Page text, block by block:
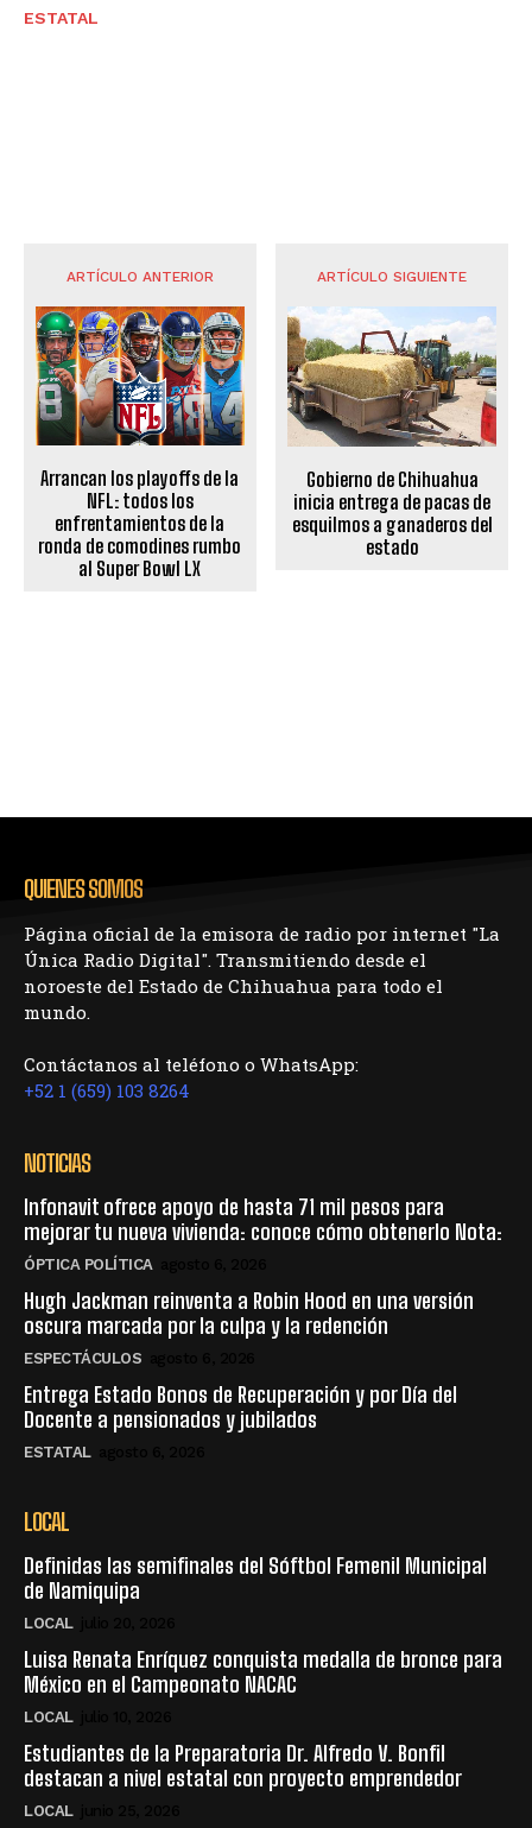
ESTATAL
ARTÍCULO ANTERIOR
Arrancan los playoffs de la
NFL: todos los
enfrentamientos de la
ronda de comodines rumbo
al Super Bowl LX
ARTÍCULO SIGUIENTE
Gobierno de Chihuahua
inicia entrega de pacas de
esquilmos a ganaderos del
estado
QUIENES SOMOS
Página oficial de la emisora de radio por internet "La
Única Radio Digital". Transmitiendo desde el
noroeste del Estado de Chihuahua para todo el
mundo.
Contáctanos al teléfono o WhatsApp:
+52 1 (659) 103 8264
NOTICIAS
Infonavit ofrece apoyo de hasta 71 mil pesos para
mejorar tu nueva vivienda: conoce cómo obtenerlo Nota:
ÓPTICA POLÍTICA
Hugh Jackman reinventa a Robin Hood en una versión
oscura marcada por la culpa y la redención
ESPECTÁCULOS
Entrega Estado Bonos de Recuperación y por Día del
Docente a pensionados y jubilados
ESTATAL
LOCAL
Definidas las semifinales del Sóftbol Femenil Municipal
de Namiquipa
LOCAL
Luisa Renata Enríquez conquista medalla de bronce para
México en el Campeonato NACAC
LOCAL
Estudiantes de la Preparatoria Dr. Alfredo V. Bonfil
destacan a nivel estatal con proyecto emprendedor
LOCAL